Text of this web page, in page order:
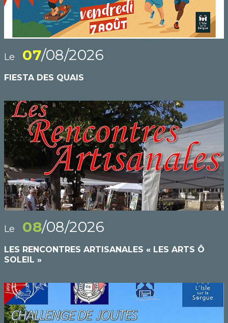
Le 07/08/2026
FIESTA DES QUAIS
Le 08/08/2026
LES RENCONTRES ARTISANALES « LES ARTS Ô
SOLEIL »